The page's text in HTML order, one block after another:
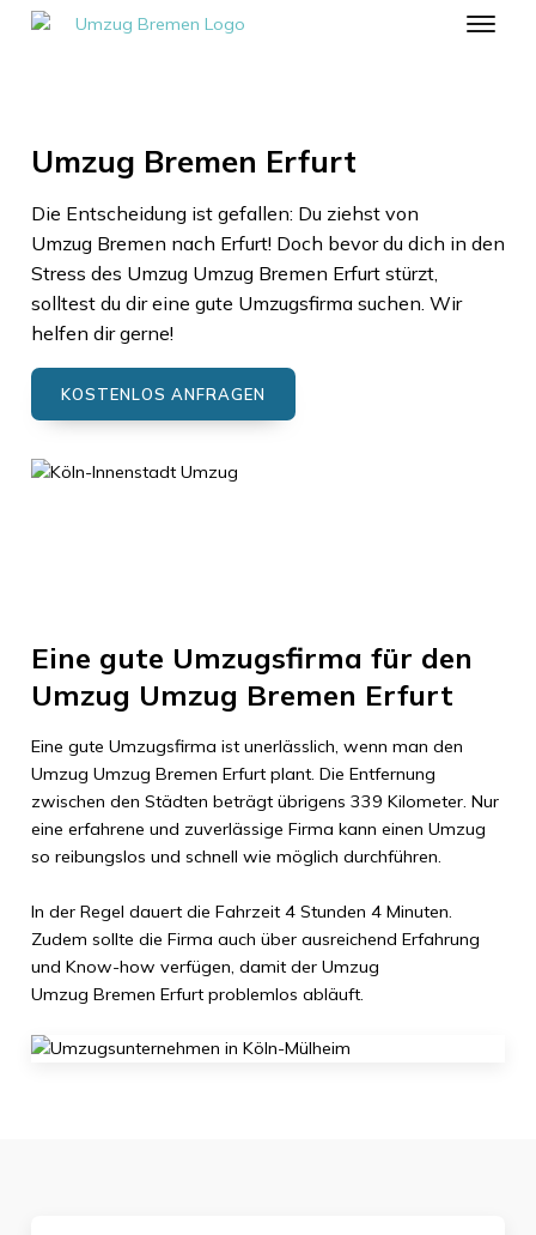
Umzug Bremen Erfurt
Die Entscheidung ist gefallen: Du ziehst von
Umzug Bremen nach Erfurt! Doch bevor du dich in den
Stress des Umzug Umzug Bremen Erfurtstürzt,
solltest du dir eine gute Umzugsfirma suchen. Wir
helfen dir gerne!
KOSTENLOS ANFRAGEN
Eine gute Umzugsfirma für den
Umzug Umzug Bremen Erfurt
Eine gute Umzugsfirma ist unerlässlich, wenn man den
Umzug Umzug Bremen Erfurtplant. Die Entfernung
zwischen den Städten beträgt übrigens 339 Kilometer. Nur
eine erfahrene und zuverlässige Firma kann einen Umzug
so reibungslos und schnell wie möglich durchführen.
In der Regel dauert die Fahrzeit 4 Stunden 4 Minuten.
Zudem sollte die Firma auch über ausreichend Erfahrung
und Know-how verfügen, damit der Umzug
Umzug Bremen Erfurtproblemlos abläuft.